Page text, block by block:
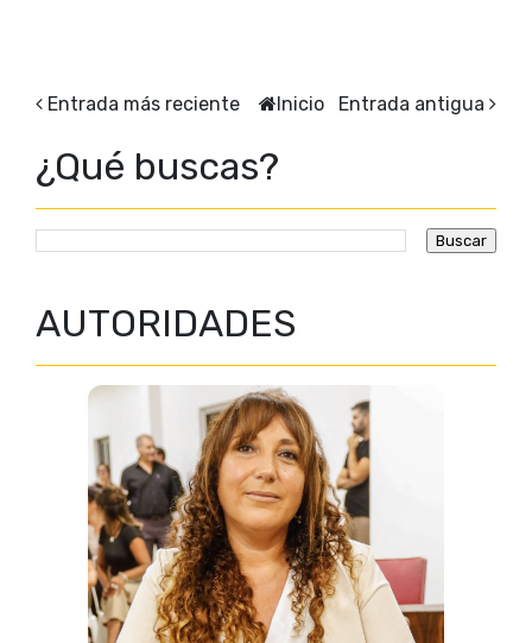
Entrada más reciente Entrada antigua
Inicio
¿Qué buscas?
AUTORIDADES